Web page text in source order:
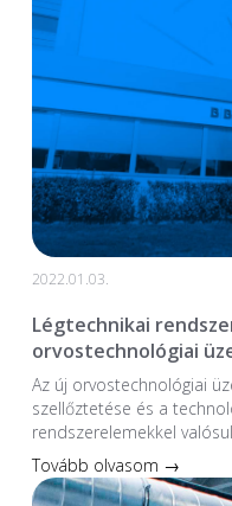
2022.01.03.
Légtechnikai
orvostechnológiai
Az új orvostechnológiai
szellőztetése és a
rendszerelemekkel
Tovább olvasom →